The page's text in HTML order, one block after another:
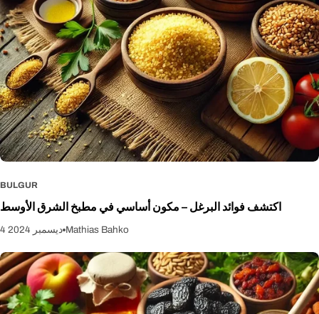
الأوسط. قم بزيارة Shirdell.se اليوم! 🎥 اكتشف كنوز الطهي المصرية
على يوتيوب! هل تريد معرفة المزيد حول كيفية استخدام المكونات المصرية
لإعداد أطباق أصيلة؟ شاهد أحدث فيديوهاتنا التي نقدم فيها بعض منتجاتنا
الأكثر شعبية، بما في ذلك الفاصوليا البيضاء، التمور، وأوراق الملوخية. 👈
شاهد الفيديو هنا: نكهات مصر – Shirdell.se ودع نفسك تستلهم لاستكشاف
عالم الشرق الأوسط الغني بالنكهات!
BULGUR
اكتشف فوائد البرغل – مكون أساسي في مطبخ الشرق الأوسط
4 ديسمبر 2024 Mathias Bahko